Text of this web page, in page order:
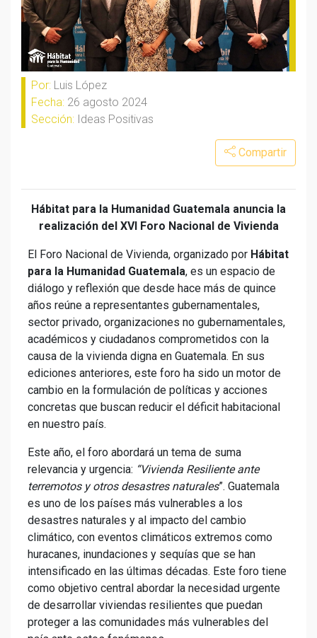
Por: Luis López
Fecha: 26 agosto 2024
Sección: Ideas Positivas
Compartir
Hábitat para la Humanidad Guatemala anuncia la
realización del XVI Foro Nacional de Vivienda
El Foro Nacional de Vivienda, organizado por Hábitat
para la Humanidad Guatemala, es un espacio de
diálogo y reflexión que desde hace más de quince
años reúne a representantes gubernamentales,
sector privado, organizaciones no gubernamentales,
académicos y ciudadanos comprometidos con la
causa de la vivienda digna en Guatemala. En sus
ediciones anteriores, este foro ha sido un motor de
cambio en la formulación de políticas y acciones
concretas que buscan reducir el déficit habitacional
en nuestro país.
Este año, el foro abordará un tema de suma
relevancia y urgencia: “Vivienda Resiliente ante
terremotos y otros desastres naturales”. Guatemala
es uno de los países más vulnerables a los
desastres naturales y al impacto del cambio
climático, con eventos climáticos extremos como
huracanes, inundaciones y sequías que se han
intensificado en las últimas décadas. Este foro tiene
como objetivo central abordar la necesidad urgente
de desarrollar viviendas resilientes que puedan
proteger a las comunidades más vulnerables del